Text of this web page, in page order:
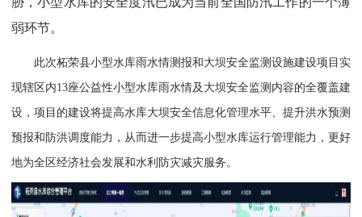
弱环节。
此次柘荣县小型水库雨水情测报和大坝安全监测设施建设项目实
现辖区内13座公益性小型水库雨水情及大坝安全监测内容的全覆盖建
设，项目的建设将提高水库大坝安全信息化管理水平、提升洪水预测
预报和防洪调度能力，从而进一步提高小型水库运行管理能力，更好
地为全区经济社会发展和水利防灾减灾服务。